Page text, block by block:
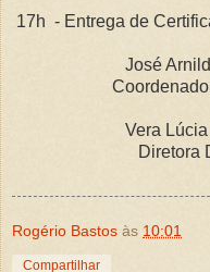
17h - Entrega de
José Arnildo
Coordenador da
Vera Lúcia
Diretora Deptº
Rogério Bastos às 10:01
Compartilhar